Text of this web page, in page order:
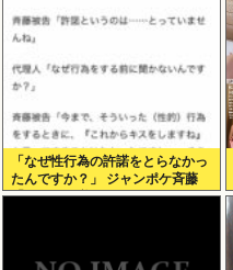
「なぜ性行為の許諾をとらなかっ
たんですか？」 ジャンポケ斉藤
「なぜとる必要があるんで